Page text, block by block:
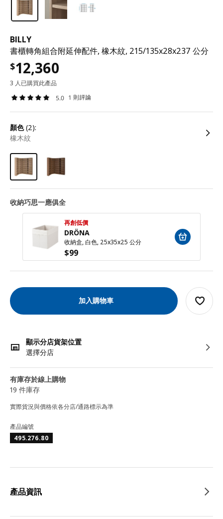
BILLY
書櫃轉角組合附延伸配件, 橡木紋, 215/135x28x237 公分
$12,360
3 人已購買此產品
5.0 1 則評論
顏色(2):
橡木紋
收納巧思一應俱全
再創低價
DRÖNA
收納盒, 白色, 25x35x25 公分
$99
加入購物車
顯示分店貨架位置
選擇分店
有庫存於線上購物
19 件庫存
實際貨況與價格依各分店/通路標示為準
產品編號
495.276.80
產品資訊